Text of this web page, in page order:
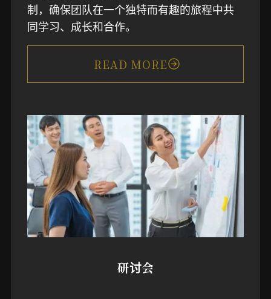
制，确保团队在一个独特而有趣的旅程中共
同学习、成长和合作。
READ MORE
研讨会